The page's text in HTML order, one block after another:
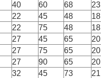
40 60 68 23
22 45 48 18
22 75 48 18
27 45 65 20
27 75 65 20
27 90 65 20
32 45 73 21